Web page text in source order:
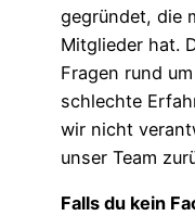
gegründet, die
Mitglieder hat.
Fragen rund
schlechte
wir nicht
unser Team
Falls du kein